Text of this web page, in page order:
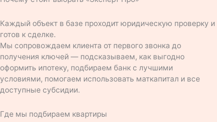
Каждый объект в базе проходит юридическую проверку и
готов к сделке.
Мы сопровождаем клиента от первого звонка до
получения ключей — подсказываем, как выгодно
оформить ипотеку, подбираем банк с лучшими
условиями, помогаем использовать маткапитал и все
доступные субсидии.
Где мы подбираем квартиры